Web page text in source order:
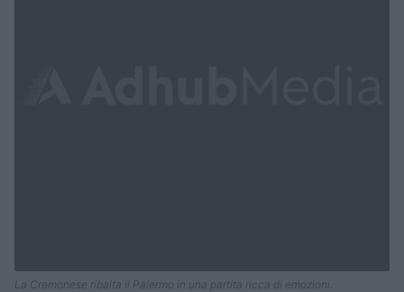
La Cremonese ribalta il Palermo in una partita ricca di emozioni.